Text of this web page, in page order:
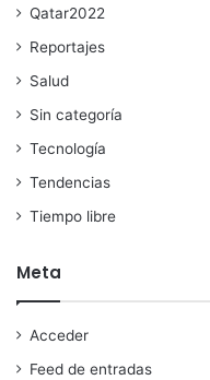
Qatar2022
Reportajes
Salud
Sin categoría
Tecnología
Tendencias
Tiempo libre
Meta
Acceder
Feed de entradas